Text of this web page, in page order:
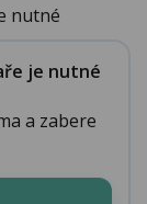
nutné
je nutné
a zabere